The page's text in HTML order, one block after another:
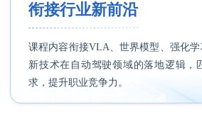
衔接行业新前沿
课程内容衔接VLA、世界模型、强化
新技术在自动驾驶领域的落地逻辑，
求，提升职业竞争力。